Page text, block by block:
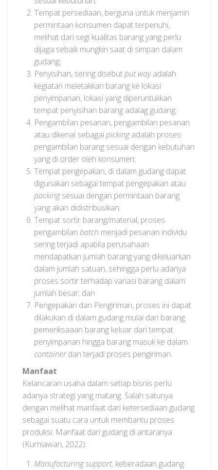
Tempat persediaan, berguna untuk menjamin
permintaan konsumen dapat terpenuhi,
melihat dari segi kualitas barang yang perlu
dijaga sebaik mungkin saat di simpan dalam
gudang;
Penyisihan, sering disebutput wayadalah
kegiatan meletakkan barang ke lokasi
penyimpanan, lokasi yang diperuntukkan
tempat penyisihan barang adalag gudang;
Pengambilan pesanan, pengambilan pesanan
atau dikenal sebagaipickingadalah proses
pengambilan barang sesuai dengan kebutuhan
yang di order oleh konsumen;
Tempat pengepakan, di dalam gudang dapat
digunakan sebagai tempat pengepakan atau
packingsesuai dengan permintaan barang
yang akan didistribusikan;
Tempat sortir barang/material, proses
pengambilan batch menjadi pesanan individu
sering terjadi apabila perusahaan
mendapatkan jumlah barang yang dikeluarkan
dalam jumlah satuan, sehingga perlu adanya
proses sortir terhadap variasi barang dalam
jumlah besar; dan
Pengepakan dan Pengiriman, proses ini dapat
dilakukan di dalam gudang mulai dari barang
pemeriksaaan barang keluar dari tempat
penyimpanan hingga barang masuk ke dalam
containerdan terjadi proses pengiriman.
Manfaat
Kelancaran usaha dalam setiap bisnis perlu
adanya strategi yang matang. Salah satunya
dengan melihat manfaat dari ketersediaan gudang
sebagai suatu cara untuk membantu proses
produksi. Manfaat dari gudang di antaranya
(Kurniawan, 2022):
Manufacturing support, keberadaan gudang